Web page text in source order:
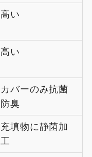
高い
高い
カバーのみ抗菌
防臭
充填物に静菌加
工